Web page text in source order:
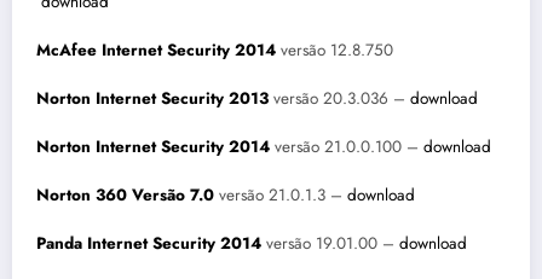
McAfee Internet Security 2014 versão 12.8.750
Norton Internet Security 2013 versão 20.3.036 – download
Norton Internet Security 2014 versão 21.0.0.100 – download
Norton 360 Versão 7.0 versão 21.0.1.3 – download
Panda Internet Security 2014 versão 19.01.00 – download